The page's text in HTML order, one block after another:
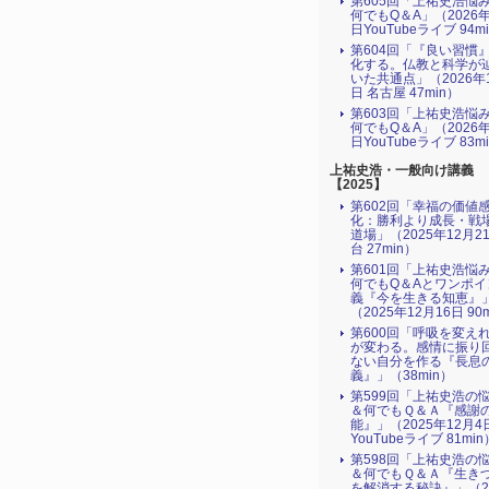
次へ【第
何でもQ＆A」（2026
日YouTubeライブ
第604回「『良い習慣
化する。仏教と科学が
いた共通点」（2026
日 名古屋 47min）
第603回「上祐史浩悩
何でもQ＆A」（2026
日YouTubeライブ
上祐史浩・一般向け講義
【2025】
第602回「幸福の価値
化：勝利より成長・戦
道場」（2025年12月
台 27min）
第601回「上祐史浩悩
何でもQ＆Aとワンポ
義『今を生きる知恵』
（2025年12月16日
第600回「呼吸を変え
が変わる。感情に振り
ない自分を作る『長息
義』」（38min）
第599回「上祐史浩の
＆何でもＱ＆Ａ『感謝
能』」（2025年12月4
YouTubeライブ 81min
第598回「上祐史浩の
＆何でもＱ＆Ａ『生き